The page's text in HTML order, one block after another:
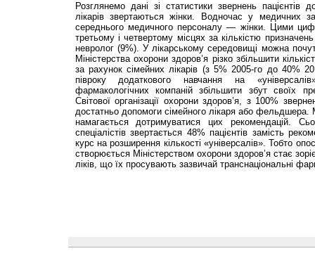
Розглянемо дані зі статистики звернень пацієнтів
лікарів звертаються жінки. Водночас у медичних
середнього медичного персоналу — жінки. Цими
третьому і четвертому місцях за кількістю
невролог (9%). У лікарському середовищі можна
Міністерства охорони здоров’я різко збільшити
за рахунок сімейних лікарів (з 5% 2005-го до 40%
півроку додаткового навчання на
фармакологічних компаній збільшити збут своїх
Світової організації охорони здоров’я, з 100%
достатньо допомоги сімейного лікаря або фельдшера.
намагається дотримуватися цих рекомендацій.
спеціалістів звертається 48% пацієнтів замість
курс на розширення кількості «універсалів». Тобто
створюється Міністерством охорони здоров’я стає
ліків, що їх просувають зазвичай транснаціональні